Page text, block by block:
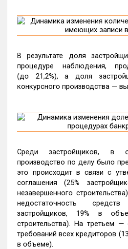
В результате доля
процедуре наблюдения,
(до 21,2%), а доля
конкурсного производства —
Среди застройщиков, в
производство по делу было
это происходит в связи с
соглашения (25%
незавершенного
недостаточность
застройщиков, 19% в
строительства). На третьем —
требований всех кредиторов
в объеме).